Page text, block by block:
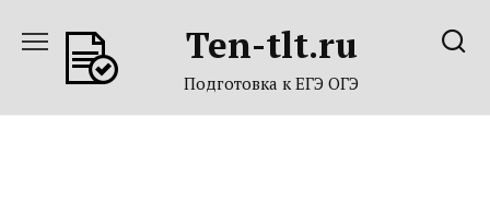
содержанию
Ten-tlt.ru
Подготовка к ЕГЭ ОГЭ